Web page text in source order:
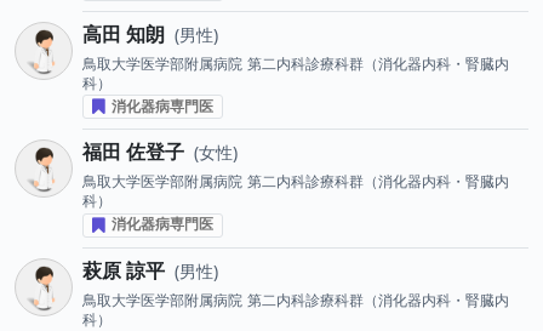
高田 知朗 男性
鳥取大学医学部附属病院 第二内科診療科群（消化器内科・腎臓内
科）
消化器病専門医
福田 佐登子 女性
鳥取大学医学部附属病院 第二内科診療科群（消化器内科・腎臓内
科）
消化器病専門医
萩原 諒平 男性
鳥取大学医学部附属病院 第二内科診療科群（消化器内科・腎臓内
科）